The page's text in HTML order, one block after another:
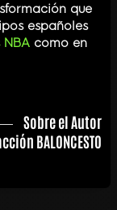
que
españoles
como en
Sobre el Autor
BALONCESTO